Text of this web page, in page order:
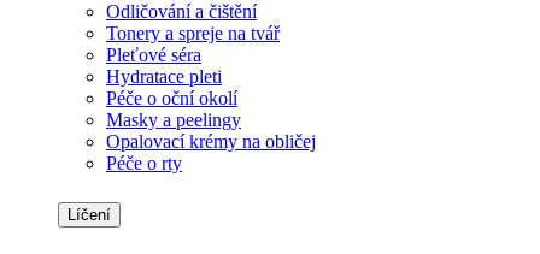
Odličování a čištění
Tonery a spreje na tvář
Pleťové séra
Hydratace pleti
Péče o oční okolí
Masky a peelingy
Opalovací krémy na obličej
Péče o rty
Líčení